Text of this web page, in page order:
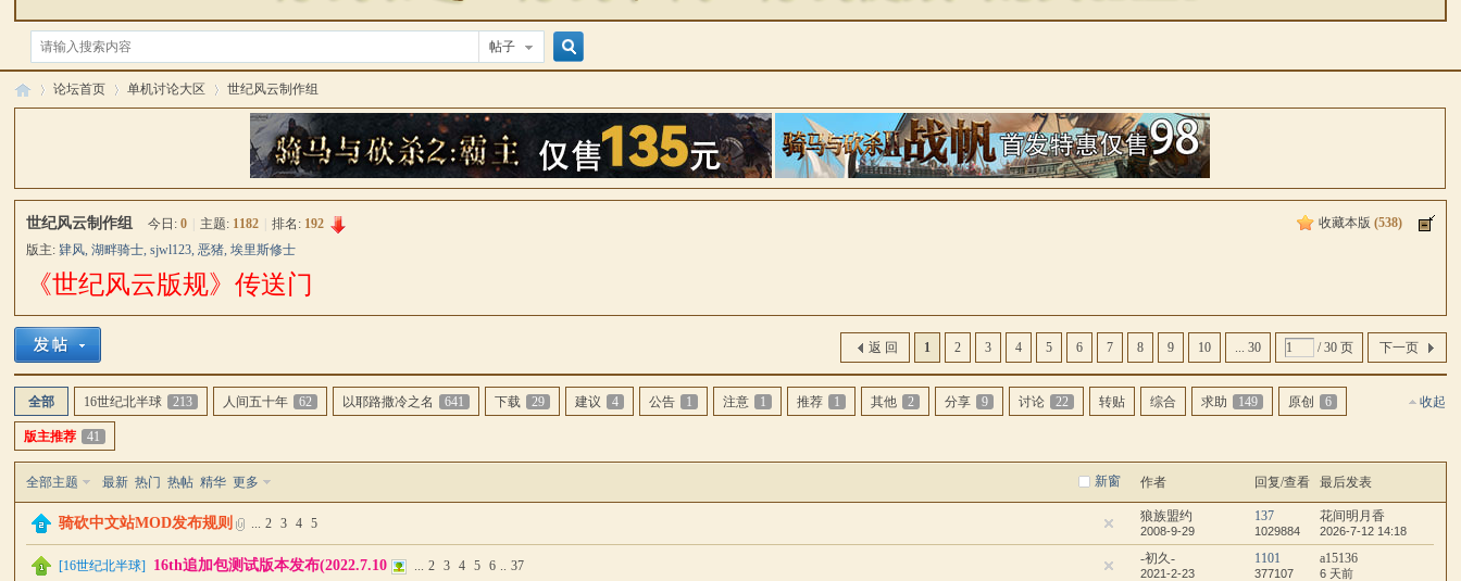
帖子
索
论坛首页 单机讨论大区 世纪风云制作组
收藏本版 (538)
世纪风云制作组 今日:0 主题: 1182 排名: 192
版主:肄风,湖畔骑士,sjwl123,恶猪,埃里斯修士
《世纪风云版规》传送门
1 2 3 4 5 6 7 8 9 10 ... 30 / 30 页 下一页
返 回
收起
全部 16世纪北半球 213 人间五十年 62 以耶路撒冷之名 641 下载 29 建议 4 公告 1 注意 1 推荐 1 其他 2 分享 9 讨论 22 转贴 综合 求助 149 原创 6
版主推荐 41
新窗
全部主题 最新 热门 热帖 精华 更多 作者 回复/查看 最后发表
骑砍中文站MOD发布规则 ... 2 3 4 5 狼族盟约
2008-9-29
137
1029884
花间明月香
2026-7-12 14:18
[16世纪北半球] 16th追加包测试版本发布(2022.7.10 ... 2 3 4 5 6 .. 37 -初久-
2021-2-23
1101
377107
a15136
6 天前